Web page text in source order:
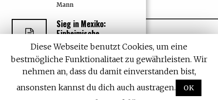
All rights reserved. Designed by Withemes
Diese Webseite benutzt Cookies, um eine
bestmögliche Funktionalitaet zu gewährleisten. Wir
nehmen an, dass du damit einverstanden bist,
ansonsten kannst du dich auch austragen.
OK
Mann
Sieg in Mexiko:
Einheimische
Aktivisten gewinnen
bei wichtiger
Gerichtsentscheidung
gegen Monsanto
Pocket LinkedIn 0